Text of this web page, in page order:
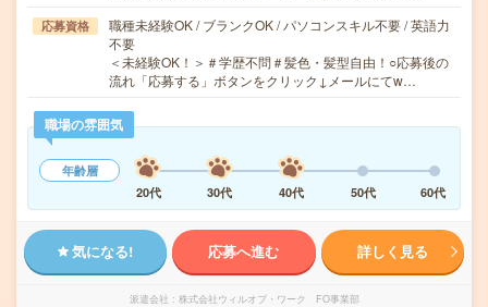
応募資格
職種未経験OK / ブランクOK / パソコンスキル不要 / 英語力
不要
＜未経験OK！＞＃学歴不問＃髪色・髪型自由！○応募後の
流れ「応募する」ボタンをクリック↓メールにてw…
職場の雰囲気
年齢層
20代
30代 40代 50代 60代
気になる! 応募へ進む 詳しく見る
派遣会社 株式会社ウィルオブ・ワーク FO事業部